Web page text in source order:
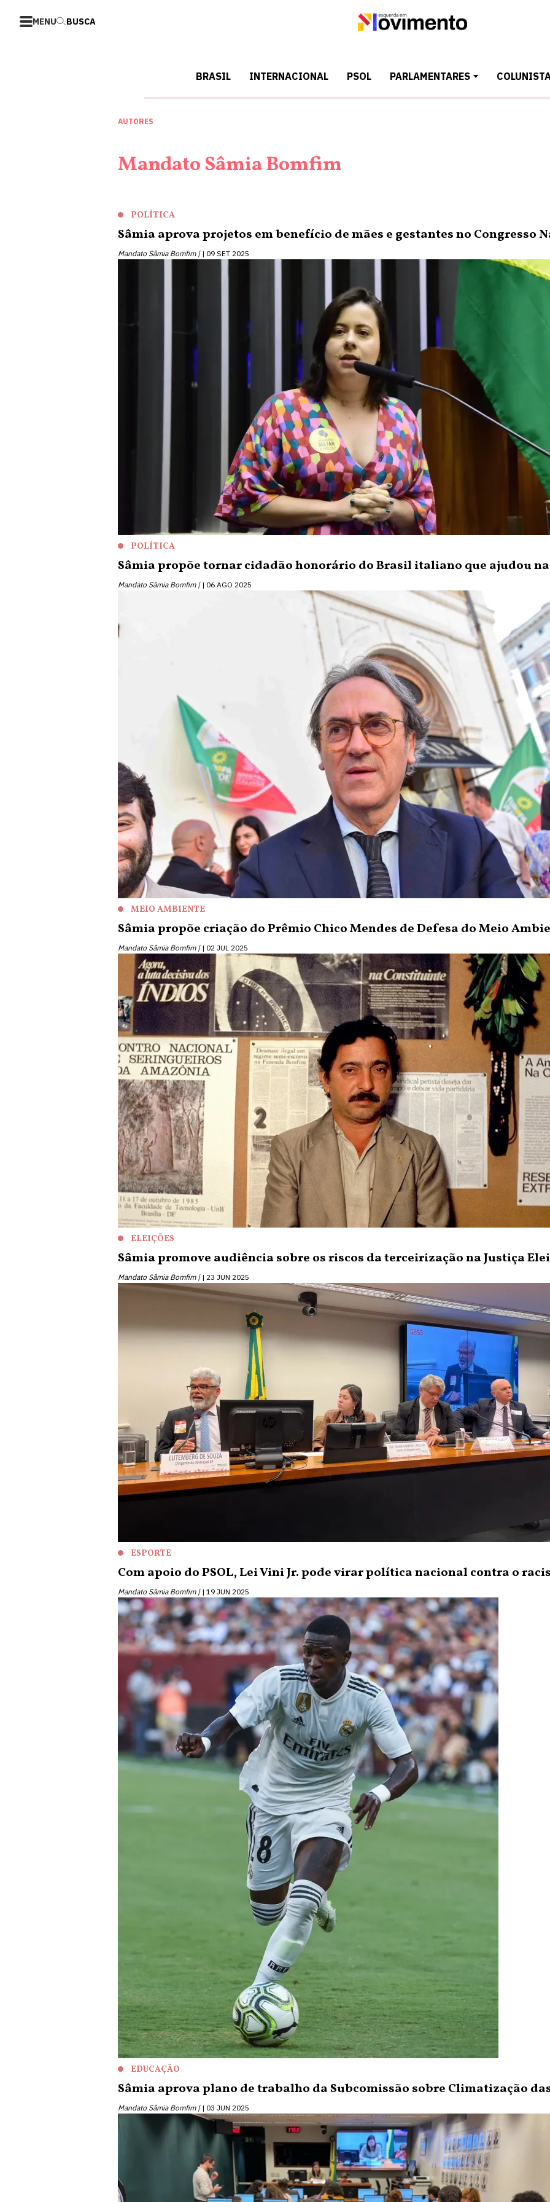
MENU BUSCA
BRASIL INTERNACIONAL PSOL PARLAMENTARES
AUTORES
Mandato Sâmia Bomfim
POLÍTICA
Sâmia aprova projetos em benefício de mães e gestantes no Congresso
Mandato Sâmia Bomfim | 09 SET 2025
POLÍTICA
Sâmia propõe tornar cidadão honorário do Brasil italiano que ajudou
Mandato Sâmia Bomfim | 06 AGO 2025
MEIO AMBIENTE
Sâmia propõe criação do Prêmio Chico Mendes de Defesa do Meio
Mandato Sâmia Bomfim | 02 JUL 2025
ELEIÇÕES
Sâmia promove audiência sobre os riscos da terceirização na Justiça
Mandato Sâmia Bomfim | 23 JUN 2025
ESPORTE
Com apoio do PSOL, Lei Vini Jr. pode virar política nacional contra o
Mandato Sâmia Bomfim | 19 JUN 2025
EDUCAÇÃO
Sâmia aprova plano de trabalho da Subcomissão sobre Climatização
Mandato Sâmia Bomfim | 03 JUN 2025